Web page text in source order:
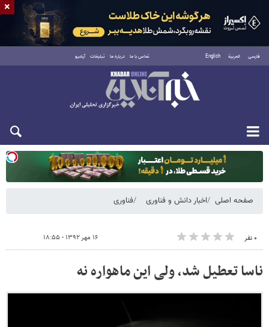
فارسی العربية English تماس با ما درباره ما تبلیغات آرشیو
دوشنبه ۱۹ مرداد ۱۴۰۵
صفحه اصلی اخبار دانش و فناوری فناوری
۰ نفر ۱۶ مهر ۱۳۹۲ - ۱۸:۵۵
ناسا تعطیل شد، ولی این ماهواره نه
×